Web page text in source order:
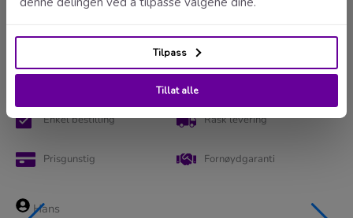
Legg i handlekurv
Enkel bestilling Rask levering
Prisgunstig Fornøydgaranti
Hans